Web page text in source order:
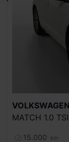
VOLKSWAGEN
MATCH 1.0
15.000 km